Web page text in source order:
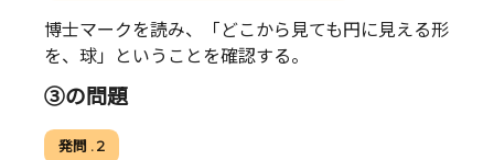
博士マークを読み、「どこから見ても円に見える形
を、球」ということを確認する。
③の問題
発問 . 2